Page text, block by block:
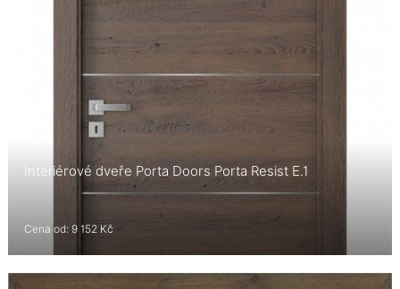
Interiérové dveře Porta Doors Porta Resist E.1
Cena od: 9 152 Kč